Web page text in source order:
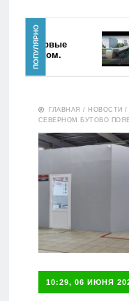
Главная
Новости
Мероприятия
Справочник
ПОПУЛЯРНО
Первые
фэйком.
ГЛАВНАЯ / НОВОСТИ /
СЕВЕРНОМ БУТОВО
10:29, 06 ИЮНЯ